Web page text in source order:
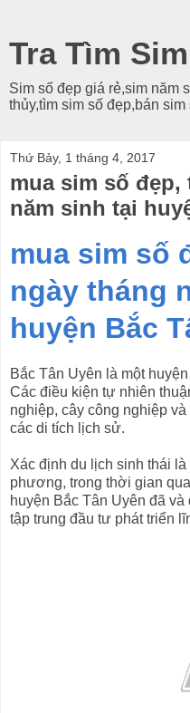
Tra Tìm
Sim số đẹp giá rẻ,sim năm
thủy,tìm sim số đẹp,bán
Thứ Bảy, 1 tháng 4, 2017
mua sim số
năm sinh tại
mua sim số
ngày tháng
huyện Bắc
Bắc Tân Uyên là một
Các điều kiện tự nhiên
nghiệp, cây công nghiệp
các di tích lịch sử.
Xác định du lịch sinh thái
phương, trong thời gian
huyện Bắc Tân Uyên đã
tập trung đầu tư phát triển